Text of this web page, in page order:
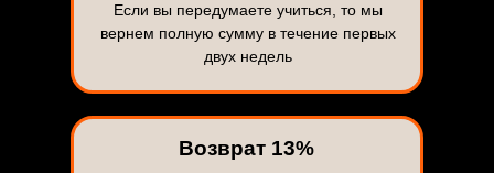
Если вы передумаете учиться, то мы
вернем полную сумму в течение первых
двух недель
Возврат 13%